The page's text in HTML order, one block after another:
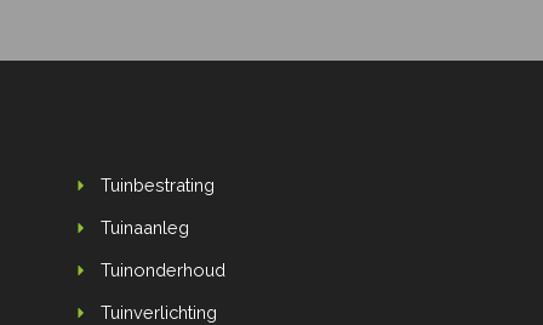
Tuinbestrating
Tuinaanleg
Tuinonderhoud
Tuinverlichting